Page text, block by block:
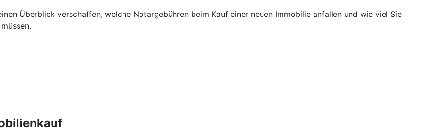
Überblick verschaffen, welche Notargebühren beim Kauf einer neuen Immobilie anfallen und wie viel Sie